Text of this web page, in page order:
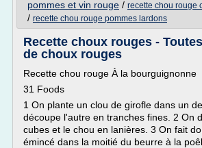
pommes et vin rouge / recette chou rouge
/ recette chou rouge pommes lardons
Recette choux rouges -
de choux rouges
Recette chou rouge À la bourguignonne
31 Foods
1 On plante un clou de girofle dans un
découpe l'autre en tranches fines. 2 On
cubes et le chou en lanières. 3 On fait
émincé dans la moitié du beurre à la